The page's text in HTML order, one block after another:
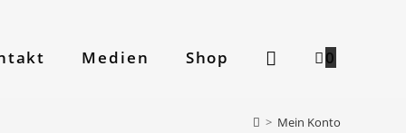
Medien Shop 0
> Mein Konto